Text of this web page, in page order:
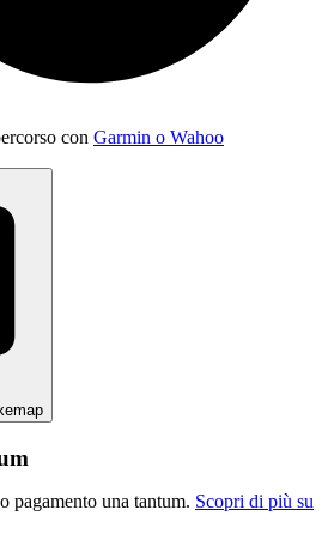
con Garmin o Wahoo
pagamento una tantum. Scopri di più su